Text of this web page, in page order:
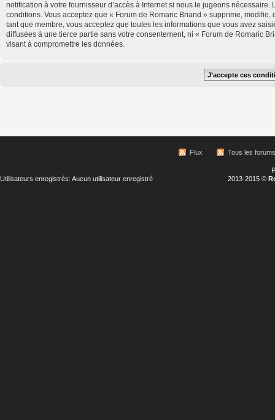
notification à votre fournisseur d’accès à Internet si nous le jugeons
conditions. Vous acceptez que « Forum de Romaric Briand » supprime,
tant que membre, vous acceptez que toutes les informations que vous avez
diffusées à une tierce partie sans votre consentement, ni « Forum de Romaric
visant à compromettre les données.
Flux Tous les forums
Utilisateurs enregistrés: Aucun utilisateur enregistré
2013-2015 ©